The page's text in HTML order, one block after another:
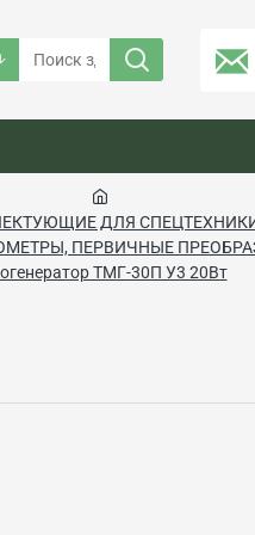
ДЛЯ
ПЕРВИЧНЫЕ
ТМГ-30П У3 20Вт